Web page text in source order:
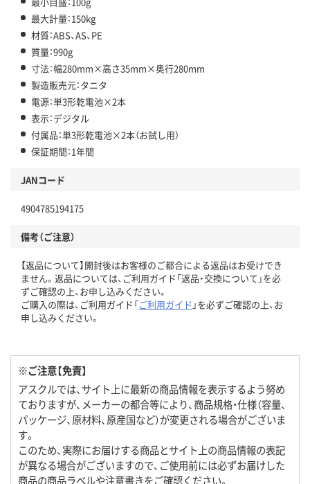
最大計量：150kg
材質：ABS、AS、PE
質量：990g
寸法：幅280mm×高さ35mm×奥行280mm
製造販売元：タニタ
電源：単3形乾電池×2本
表示：デジタル
付属品：単3形乾電池×2本（お試し用）
保証期間：1年間
JANコード
4904785194175
備考（ご注意）
【返品について】開封後はお客様のご都合による返品はお受けでき
ません。返品については、ご利用ガイド「返品・交換について」を必
ずご確認の上、お申し込みください。
ご購入の際は、ご利用ガイド「ご利用ガイド 」を必ずご確認の上、お
申し込みください。
※ご注意【免責】
アスクルでは、サイト上に最新の商品情報を表示するよう努め
ておりますが、メーカーの都合等により、商品規格・仕様（容量、
パッケージ、原材料、原産国など）が変更される場合がございま
す。
このため、実際にお届けする商品とサイト上の商品情報の表記
が異なる場合がございますので、ご使用前には必ずお届けした
商品の商品ラベルや注意書きをご確認ください。